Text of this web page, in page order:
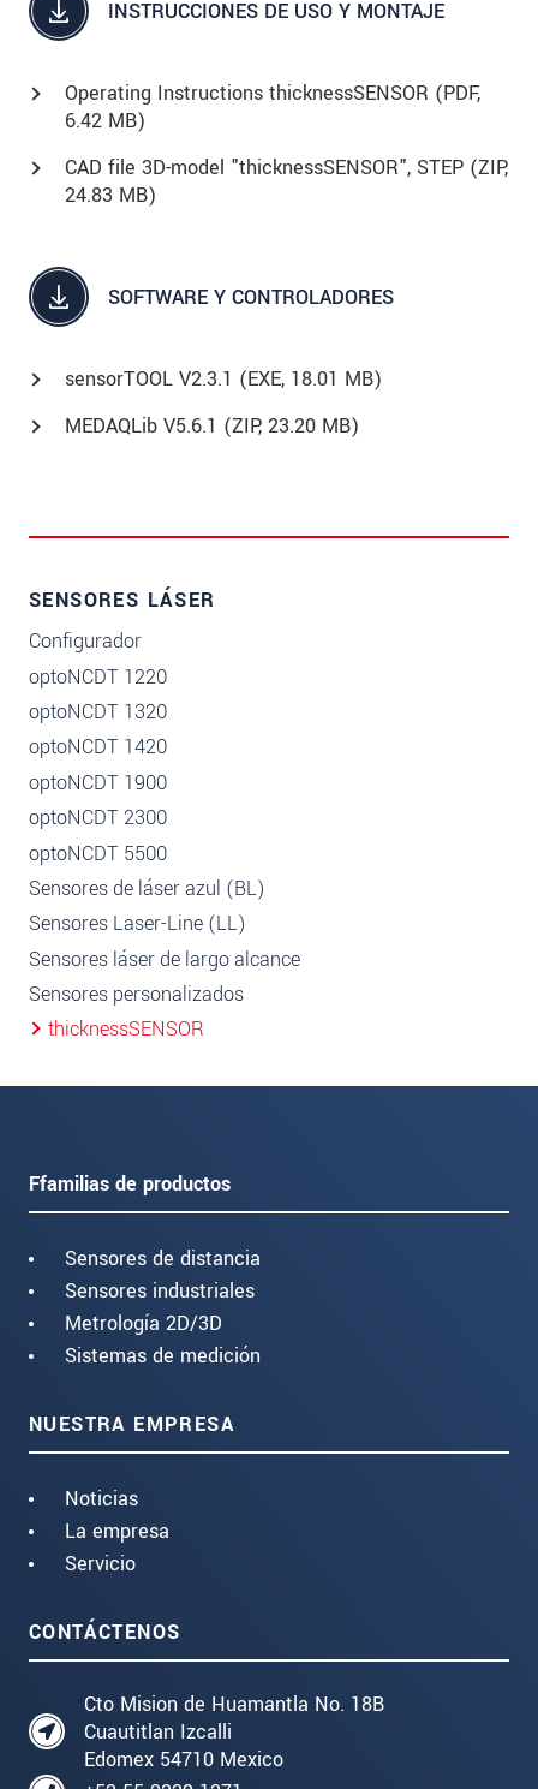
INSTRUCCIONES DE USO Y MONTAJE
Operating Instructions thicknessSENSOR (PDF,
6.42 MB)
CAD file 3D-model "thicknessSENSOR", STEP (ZIP,
24.83 MB)
SOFTWARE Y CONTROLADORES
sensorTOOL V2.3.1 (EXE, 18.01 MB)
MEDAQLib V5.6.1 (ZIP, 23.20 MB)
SENSORES LÁSER
Configurador
optoNCDT 1220
optoNCDT 1320
optoNCDT 1420
optoNCDT 1900
optoNCDT 2300
optoNCDT 5500
Sensores de láser azul (BL)
Sensores Laser-Line (LL)
Sensores láser de largo alcance
Sensores personalizados
thicknessSENSOR
Ffamilias de productos
Sensores de distancia
Sensores industriales
Metrología 2D/3D
Sistemas de medición
NUESTRA EMPRESA
Noticias
La empresa
Servicio
CONTÁCTENOS
Cto Mision de Huamantla No. 18B
Cuautitlan Izcalli
Edomex 54710 Mexico